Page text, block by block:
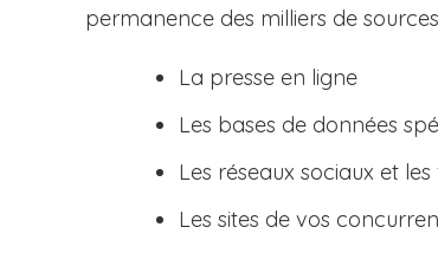
permanence des milliers de
La presse en ligne
Les bases de données
Les réseaux sociaux et
Les sites de vos